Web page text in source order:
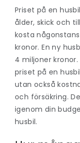
Priset på en
ålder, skick och
kosta
kronor. En ny
4 miljoner
priset på en
utan också
och försäkring.
igenom din
husbil.